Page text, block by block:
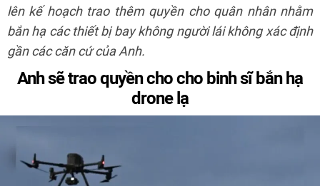
lên kế hoạch trao thêm quyền cho quân nhân nhằm
bắn hạ các thiết bị bay không người lái không xác định
gần các căn cứ của Anh.
Anh sẽ trao quyền cho cho binh sĩ bắn hạ
drone lạ